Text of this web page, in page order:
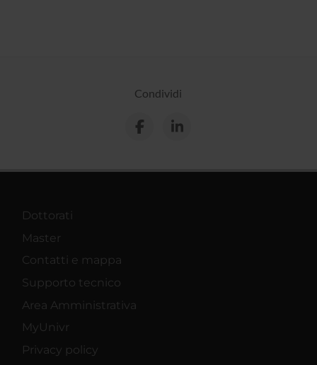
Condividi
Dottorati
Master
Contatti e mappa
Supporto tecnico
Area Amministrativa
MyUnivr
Privacy policy